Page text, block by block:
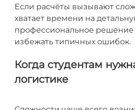
Если расчёты вызывают
хватает времени на
профессиональное решение
избежать типичных ошибок.
Когда студентам
логистике